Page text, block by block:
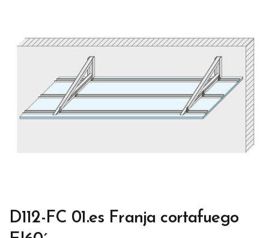
D112-FC 01.es Franja cortafuego